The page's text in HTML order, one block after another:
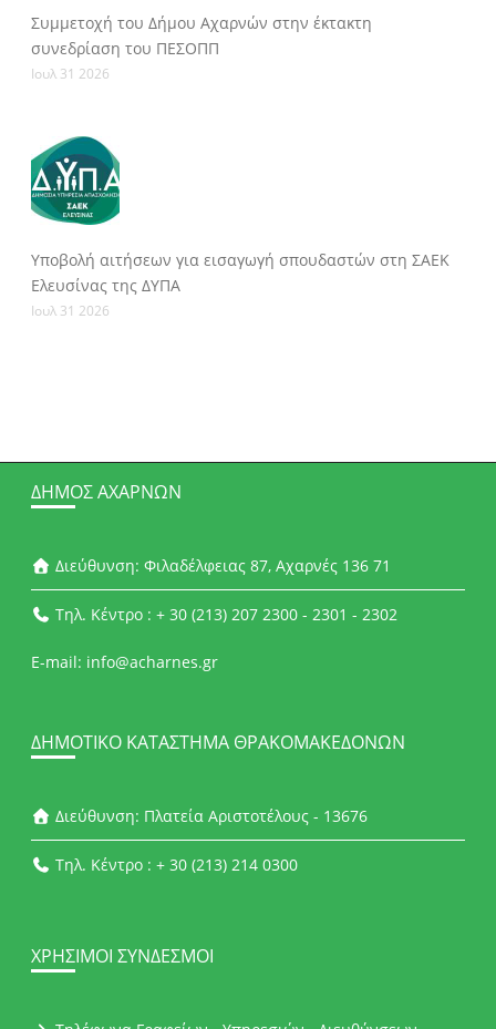
Συμμετοχή του Δήμου Αχαρνών στην έκτακτη
συνεδρίαση του ΠΕΣΟΠΠ
Ιουλ 31 2026
Υποβολή αιτήσεων για εισαγωγή σπουδαστών στη ΣΑΕΚ
Ελευσίνας της ΔΥΠΑ
Ιουλ 31 2026
ΔΉΜΟΣ ΑΧΑΡΝΏΝ
Διεύθυνση: Φιλαδέλφειας 87, Αχαρνές 136 71
Τηλ. Κέντρο : + 30 (213) 207 2300 - 2301 - 2302
E-mail: info@acharnes.gr
ΔΗΜΟΤΙΚΌ ΚΑΤΆΣΤΗΜΑ ΘΡΑΚΟΜΑΚΕΔΌΝΩΝ
Διεύθυνση: Πλατεία Αριστοτέλους - 13676
Τηλ. Κέντρο : + 30 (213) 214 0300
ΧΡΉΣΙΜΟΙ ΣΎΝΔΕΣΜΟΙ